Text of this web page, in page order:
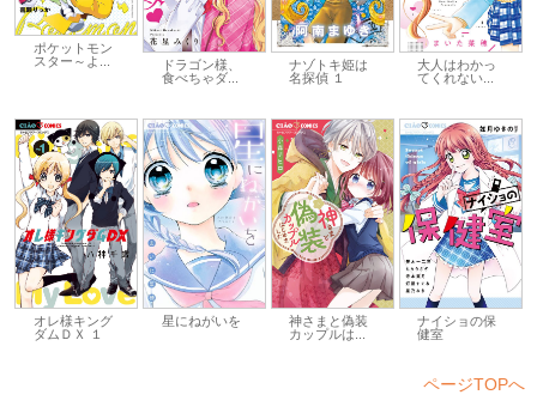
ポケットモン
スター～よ...
ドラゴン様、
食べちゃダ...
ナゾトキ姫は
名探偵 １
大人はわかっ
てくれない...
オレ様キング
ダムＤＸ １
星にねがいを
神さまと偽装
カップルは...
ナイショの保
健室
ページTOPへ